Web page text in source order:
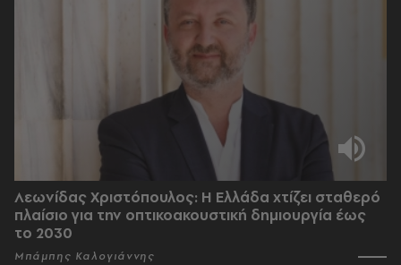
Λεωνίδας Χριστόπουλος: Η Ελλάδα χτίζει σταθερό
πλαίσιο για την οπτικοακουστική δημιουργία έως
το 2030
Μπάμπης Καλογιάννης